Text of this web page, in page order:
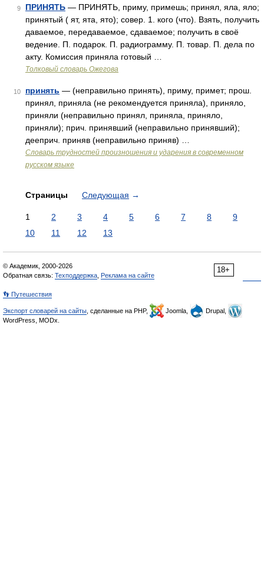
9 ПРИНЯТЬ — ПРИНЯТЬ, приму, примешь; принял, яла, яло;
принятый ( ят, ята, ято); совер. 1. кого (что). Взять, получить
даваемое, передаваемое, сдаваемое; получить в своё
ведение. П. подарок. П. радиограмму. П. товар. П. дела по
акту. Комиссия приняла готовый …
Толковый словарь Ожегова
10 принять — (неправильно принять), приму, примет; прош.
принял, приняла (не рекомендуется приняла), приняло,
приняли (неправильно принял, приняла, приняло,
приняли); прич. принявший (неправильно принявший);
дееприч. приняв (неправильно приняв) …
Словарь трудностей произношения и ударения в современном
русском языке
Страницы Следующая →
1 2 3 4 5 6 7 8
9
10
11 12 13
18+
© Академик, 2000-2026
Обратная связь: Техподдержка Реклама на сайте
👣 Путешествия
Экспорт словарей на сайты , сделанные на PHP, Joomla,
Drupal,
WordPress, MODx.